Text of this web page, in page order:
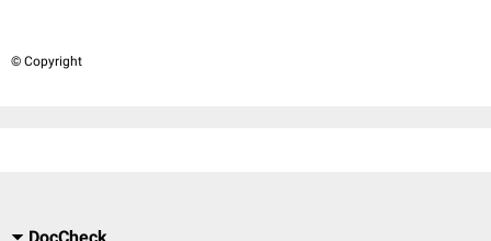
© Copyright